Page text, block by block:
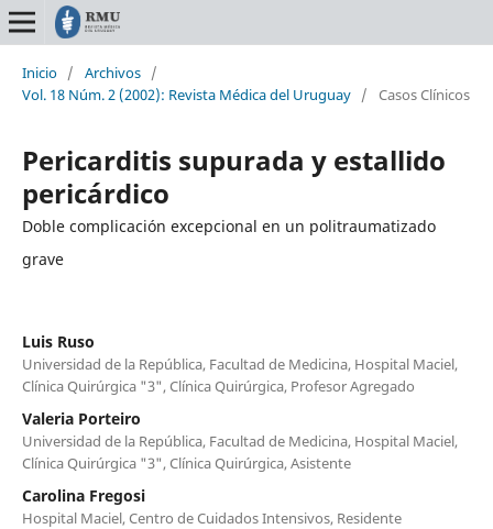
Inicio / Archivos /
Vol. 18 Núm. 2 (2002): Revista Médica del Uruguay / Casos Clínicos
Pericarditis supurada y estallido
pericárdico
Doble complicación excepcional en un politraumatizado
grave
Luis Ruso
Universidad de la República, Facultad de Medicina, Hospital Maciel,
Clínica Quirúrgica "3", Clínica Quirúrgica, Profesor Agregado
Valeria Porteiro
Universidad de la República, Facultad de Medicina, Hospital Maciel,
Clínica Quirúrgica "3", Clínica Quirúrgica, Asistente
Carolina Fregosi
Hospital Maciel, Centro de Cuidados Intensivos, Residente